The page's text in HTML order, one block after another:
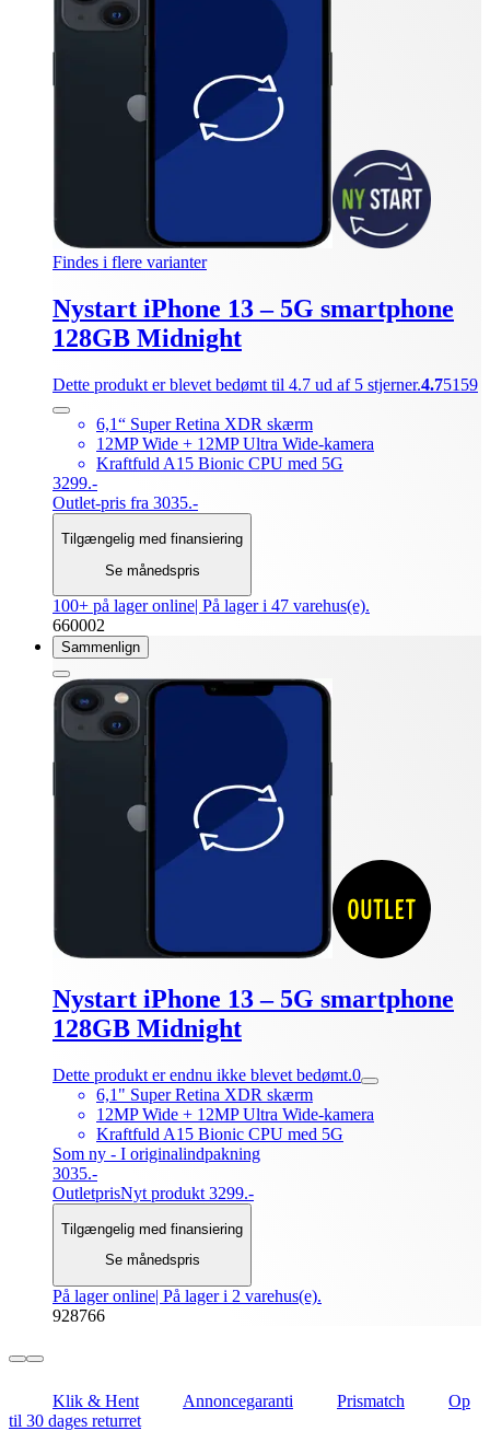
Findes i flere varianter
Nystart iPhone 13 – 5G smartphone
128GB Midnight
Dette produkt er blevet bedømt til 4.7 ud af 5 stjerner.4.75159
6,1“ Super Retina XDR skærm
12MP Wide + 12MP Ultra Wide-kamera
Kraftfuld A15 Bionic CPU med 5G
3299.-
Outlet-pris fra 3035.-
Tilgængelig med finansiering
Se månedspris
100+ på lager online| På lager i 47 varehus(e).
660002
Sammenlign
Nystart iPhone 13 – 5G smartphone
128GB Midnight
Dette produkt er endnu ikke blevet bedømt.0
6,1" Super Retina XDR skærm
12MP Wide + 12MP Ultra Wide-kamera
Kraftfuld A15 Bionic CPU med 5G
Som ny - I originalindpakning
3035.-
OutletprisNyt produkt 3299.-
Tilgængelig med finansiering
Se månedspris
På lager online| På lager i 2 varehus(e).
928766
Klik & Hent Annoncegaranti Prismatch
Op
til 30 dages returret